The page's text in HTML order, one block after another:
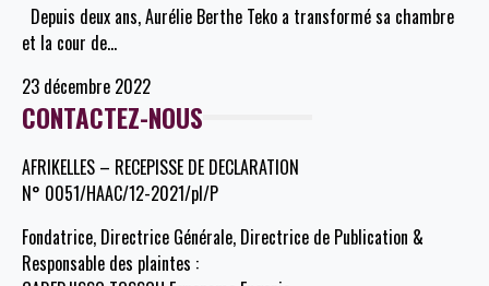
Depuis deux ans, Aurélie Berthe Teko a transformé sa chambre
et la cour de…
23 décembre 2022
CONTACTEZ-NOUS
AFRIKELLES – RECEPISSE DE DECLARATION
N° 0051/HAAC/12-2021/pl/P
Fondatrice, Directrice Générale, Directrice de Publication &
Responsable des plaintes :